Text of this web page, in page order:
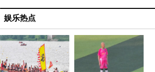
娱乐热点